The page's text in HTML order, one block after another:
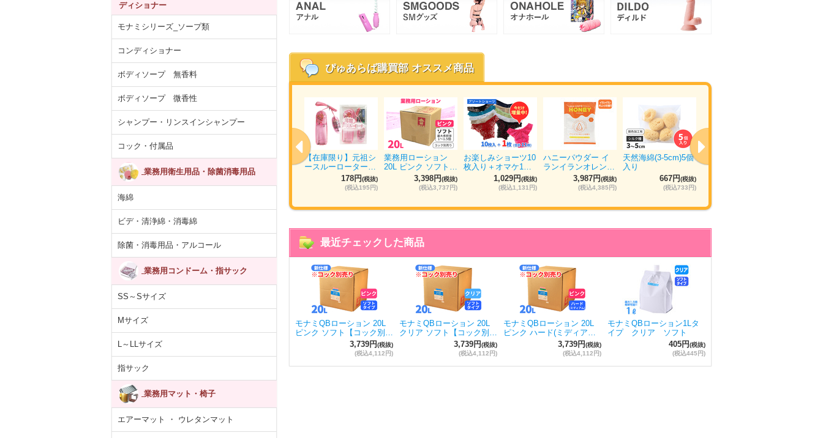
ディショナー
モナミシリーズ_ソープ類
コンディショナー
ボディソープ 無香料
ボディソープ 微香性
シャンプー・リンスインシャンプー
コック・付属品
業務用衛生用品・除菌消毒用品
海綿
ビデ・清浄綿・消毒綿
除菌・消毒用品・アルコール
業務用コンドーム・指サック
SS～Sサイズ
Mサイズ
L～LLサイズ
指サック
業務用マット・椅子
エアーマット ・ ウレタンマット
ぴゅあらば購買部 オススメ商品
【医薬部外品】薬用
泡 NOTクリーン…
(税抜)
(税込4,460円)
紙コップ 7オンス
(205ml)100個入り
330円
(税込363円)
ARCマウスウォッシ
ュ ブルー ペパ…
1,713円
(税込1,884円)
【在庫限り】元祖シ
ースルーローター…
178円(税抜)
(税込195円)
業務用ローション
20L ピンク ソフト…
3,398円(税抜)
(税込3,737円)
お楽しみショーツ10
枚入り＋オマケ1…
1,029円(税抜)
(税込1,131円)
ハニーパウダー イ
ランイランオレン…
3,987円(税抜)
(税込4,385円)
天然海綿(3-5cm)5個
入り
667円(税抜)
(税込733円)
最近チェックした商品
モナミQBローション 20L
ピンク ソフト【コック別…
3,739円(税抜)
(税込4,112円)
モナミQBローション 20L
クリア ソフト【コック別…
3,739円(税抜)
(税込4,112円)
モナミQBローション 20L
ピンク ハード(ミディア…
3,739円(税抜)
(税込4,112円)
モナミQBローション1Lタ
イプ クリア ソフト
405円(税抜)
(税込445円)